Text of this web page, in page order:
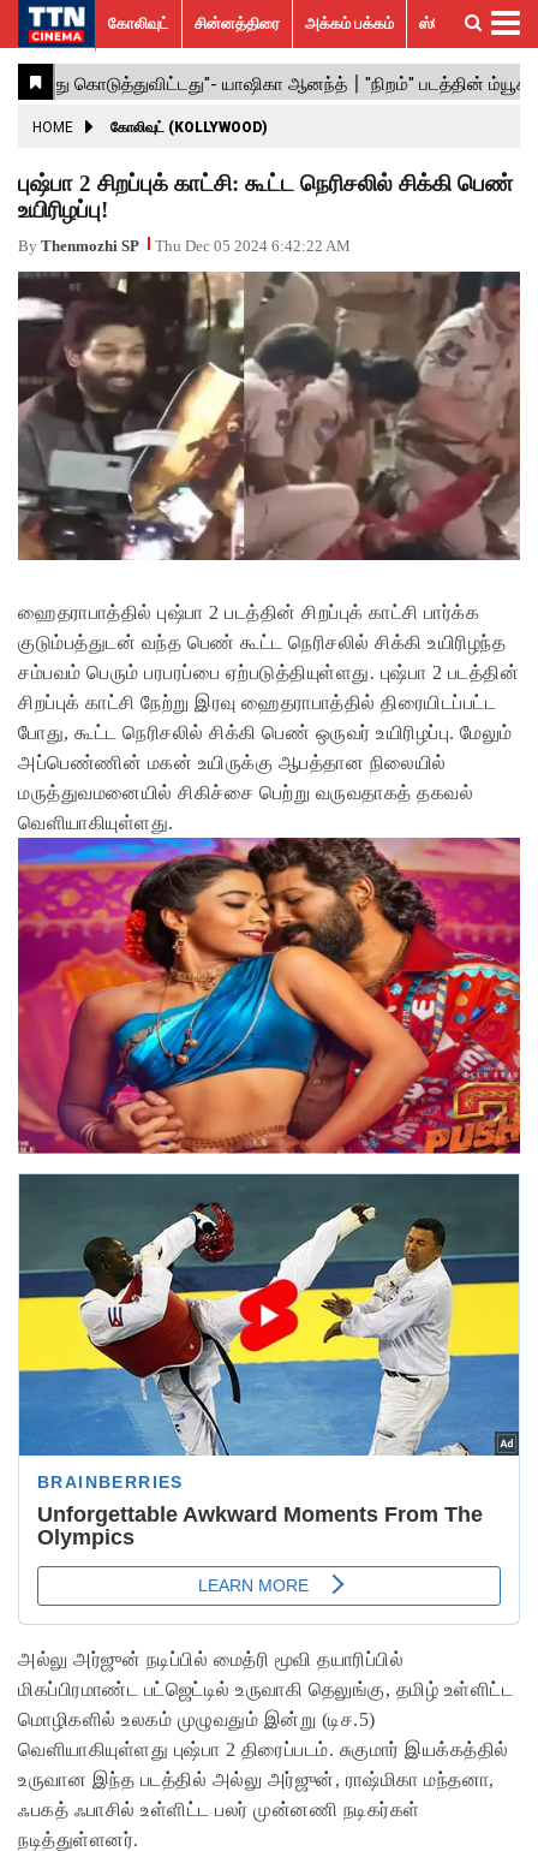
கோலிவுட்
சின்னத்திரை
பாலிவுட்
ஹாலிவுட்
அக்கம்
பக்கம்
ஸ்பெஷல்
ஸ்டோரீஸ்
விமர்சனம்
GALLERY
ACTRESS
ACTORS
MOVIESTILLS
EVENTS
VIDEOS
What’s
Hot
Trending
News
கோலிவுட் சின்னத்திரை அக்கம் பக்கம் ஸ்பெஷல் ஸ்டோரீஸ்
HOME கோலிவுட் (KOLLYWOOD)
புஷ்பா 2 சிறப்புக் காட்சி: கூட்ட நெரிசலில் சிக்கி பெண்
உயிரிழப்பு!
By Thenmozhi SP Thu Dec 05 2024 6:42:22 AM
ஹைதராபாத்தில் புஷ்பா 2 படத்தின் சிறப்புக் காட்சி பார்க்க
குடும்பத்துடன் வந்த பெண் கூட்ட நெரிசலில் சிக்கி உயிரிழந்த
சம்பவம் பெரும் பரபரப்பை ஏற்படுத்தியுள்ளது. புஷ்பா 2 படத்தின்
சிறப்புக் காட்சி நேற்று இரவு ஹைதராபாத்தில் திரையிடப்பட்ட
போது, கூட்ட நெரிசலில் சிக்கி பெண் ஒருவர் உயிரிழப்பு. மேலும்
அப்பெண்ணின் மகன் உயிருக்கு ஆபத்தான நிலையில்
மருத்துவமனையில் சிகிச்சை பெற்று வருவதாகத் தகவல்
வெளியாகியுள்ளது.
அல்லு அர்ஜுன் நடிப்பில் மைத்ரி மூவி தயாரிப்பில்
மிகப்பிரமாண்ட பட்ஜெட்டில் உருவாகி தெலுங்கு, தமிழ் உள்ளிட்ட
மொழிகளில் உலகம் முழுவதும் இன்று (டிச.5)
வெளியாகியுள்ளது புஷ்பா 2 திரைப்படம். சுகுமார் இயக்கத்தில்
உருவான இந்த படத்தில் அல்லு அர்ஜுன், ராஷ்மிகா மந்தனா,
ஃபகத் ஃபாசில் உள்ளிட்ட பலர் முன்னணி நடிகர்கள்
நடித்துள்ளனர்.